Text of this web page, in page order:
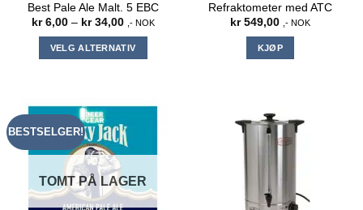
Best Pale Ale Malt. 5 EBC
kr6,00 – kr34,00Prisområde:
til
kr 34,00
,- NOK
VELG ALTERNATIV
flere
varianter.
Alternativene
kan
velges
på
Refraktometer med ATC
kr549,00 ,- NOK
KJØP
BESTSELGER!
TOMT PÅ LAGER